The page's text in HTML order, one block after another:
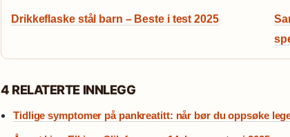
Drikkeflaske stål barn – Beste i test 2025
4 RELATERTE INNLEGG
Tidlige symptomer på pankreatitt: når bør du oppsøke